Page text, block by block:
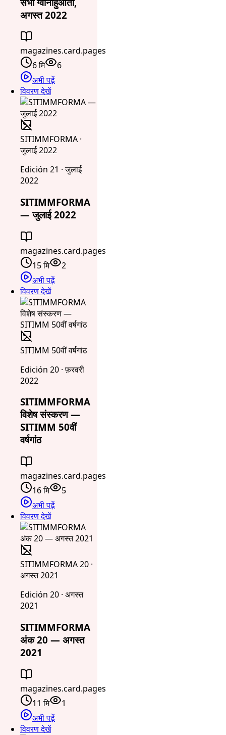
अगस्त 2022
magazines.card.pages
6 मि
6
अभी पढ़ें
विवरण देखें
SITIMMFORMA ·
जुलाई 2022
Edición 21 · जुलाई
2022
SITIMMFORMA
— जुलाई 2022
magazines.card.pages
15 मि
2
अभी पढ़ें
विवरण देखें
SITIMM 50वीं वर्षगांठ
Edición 20 · फ़रवरी
2022
SITIMMFORMA
विशेष संस्करण —
SITIMM 50वीं
वर्षगांठ
magazines.card.pages
16 मि
5
अभी पढ़ें
विवरण देखें
SITIMMFORMA 20 ·
अगस्त 2021
Edición 20 · अगस्त
2021
SITIMMFORMA
अंक 20 — अगस्त
2021
magazines.card.pages
11 मि
1
अभी पढ़ें
विवरण देखें